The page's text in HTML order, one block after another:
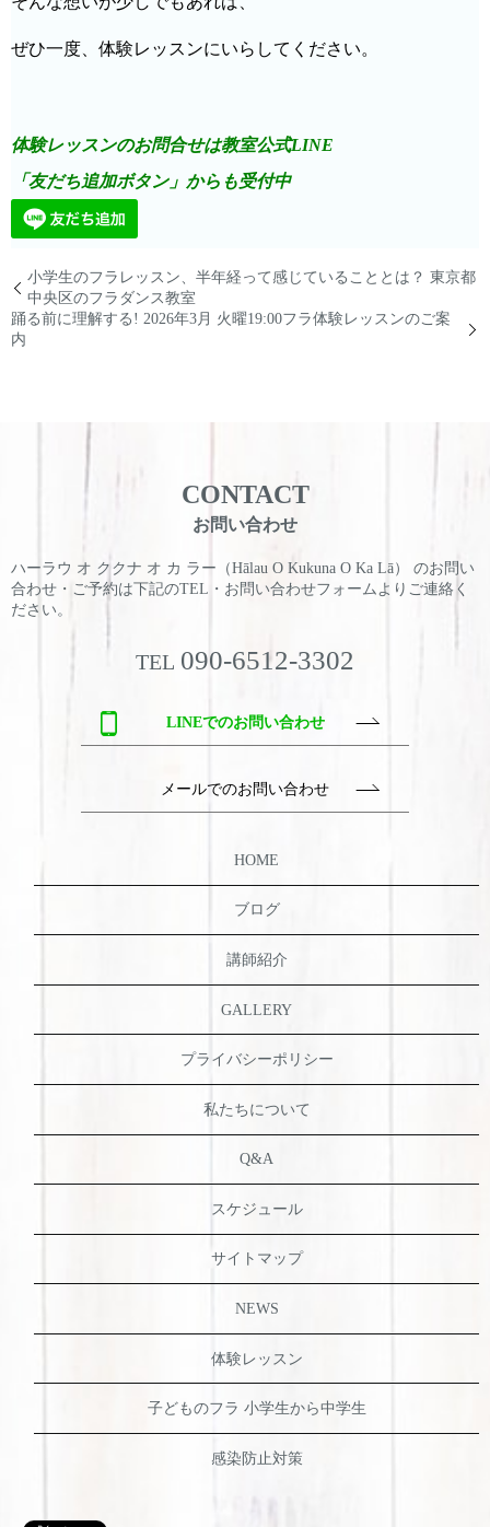
ぜひ一度、体験レッスンにいらしてください。
体験レッスンのお問合せは教室公式LINE
「友だち追加ボタン」からも受付中
小学生のフラレッスン、半年経って感じていることとは？ 東京都
中央区のフラダンス教室
踊る前に理解する! 2026年3月 火曜19:00フラ体験レッスンのご案
内
CONTACT
お問い合わせ
ハーラウ オ ククナ オ カ ラー（Hālau O Kukuna O Ka Lā） のお問い
合わせ・ご予約は下記のTEL・お問い合わせフォームよりご連絡く
ださい。
TEL 090-6512-3302
LINEでのお問い合わせ
メールでのお問い合わせ
HOME
ブログ
講師紹介
GALLERY
プライバシーポリシー
私たちについて
Q&A
スケジュール
サイトマップ
NEWS
体験レッスン
子どものフラ 小学生から中学生
感染防止対策